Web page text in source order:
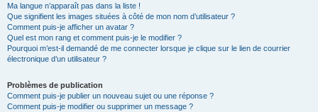
Ma langue n’apparaît pas dans la liste !
Que signifient les images situées à côté de mon nom d’utilisateur ?
Comment puis-je afficher un avatar ?
Quel est mon rang et comment puis-je le modifier ?
Pourquoi m’est-il demandé de me connecter lorsque je clique sur le lien de courrier
électronique d’un utilisateur ?
Problèmes de publication
Comment puis-je publier un nouveau sujet ou une réponse ?
Comment puis-je modifier ou supprimer un message ?